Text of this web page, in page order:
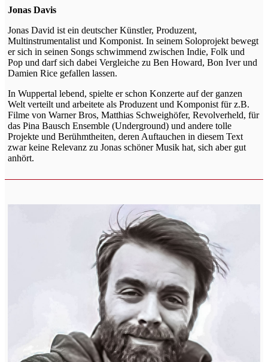
Jonas Davis
Jonas David ist ein deutscher Künstler, Produzent,
Multinstrumentalist und Komponist. In seinem Soloprojekt bewegt
er sich in seinen Songs schwimmend zwischen Indie, Folk und
Pop und darf sich dabei Vergleiche zu Ben Howard, Bon Iver und
Damien Rice gefallen lassen.
In Wuppertal lebend, spielte er schon Konzerte auf der ganzen
Welt verteilt und arbeitete als Produzent und Komponist für z.B.
Filme von Warner Bros, Matthias Schweighöfer, Revolverheld, für
das Pina Bausch Ensemble (Underground) und andere tolle
Projekte und Berühmtheiten, deren Auftauchen in diesem Text
zwar keine Relevanz zu Jonas schöner Musik hat, sich aber gut
anhört.